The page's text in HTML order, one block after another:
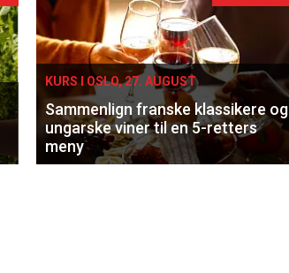
KURS I OSLO, 27. AUGUST
Sammenlign franske klassikere og
ungarske viner til en 5-retters
meny